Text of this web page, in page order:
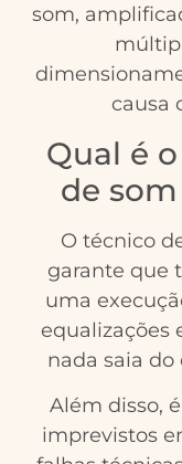
som,
causa
Qual é
de
O técnico
garante que
uma
equalizações
nada saia
Além disso,
imprevistos